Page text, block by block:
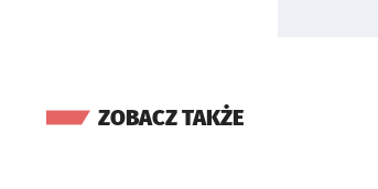
ZOBACZ TAKŻE